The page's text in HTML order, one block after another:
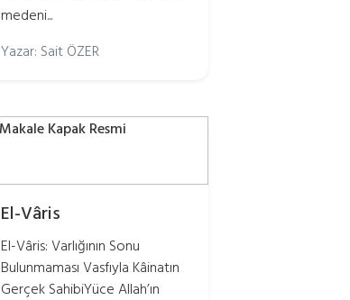
medeni...
Yazar: Sait ÖZER
El-Vâris
El-Vâris: Varlığının Sonu
Bulunmaması Vasfıyla Kâinatın
Gerçek SahibiYüce Allah’ın